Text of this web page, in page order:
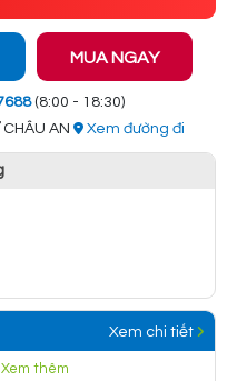
MUA NGAY
(8:00 - 18:30)
AN
Xem đường đi
Xem chi tiết
Xem thêm